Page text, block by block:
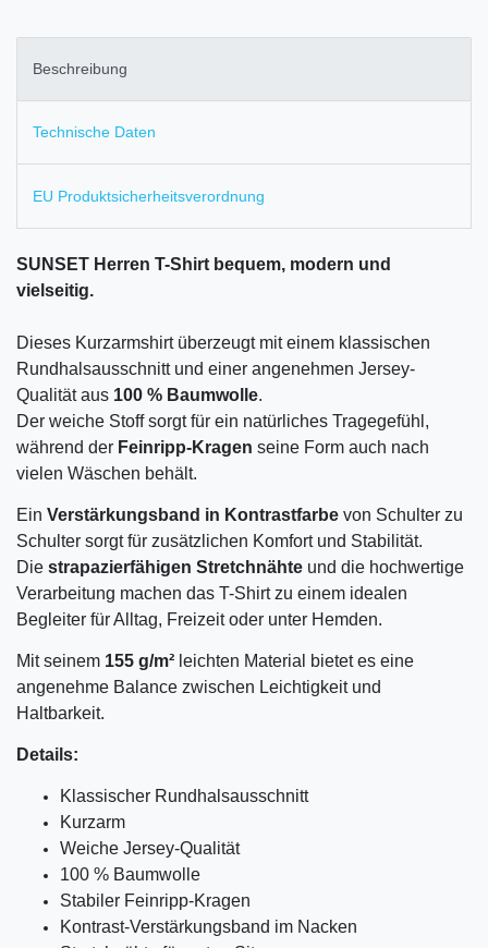
Beschreibung
Technische Daten
EU Produktsicherheitsverordnung
SUNSET Herren T-Shirt bequem, modern und
vielseitig.
Dieses Kurzarmshirt überzeugt mit einem klassischen
Rundhalsausschnitt und einer angenehmen Jersey-
Qualität aus 100 % Baumwolle.
Der weiche Stoff sorgt für ein natürliches Tragegefühl,
während der Feinripp-Kragen seine Form auch nach
vielen Wäschen behält.
Ein Verstärkungsband in Kontrastfarbe von Schulter zu
Schulter sorgt für zusätzlichen Komfort und Stabilität.
Die strapazierfähigen Stretchnähte und die hochwertige
Verarbeitung machen das T-Shirt zu einem idealen
Begleiter für Alltag, Freizeit oder unter Hemden.
Mit seinem 155 g/m² leichten Material bietet es eine
angenehme Balance zwischen Leichtigkeit und
Haltbarkeit.
Details:
Klassischer Rundhalsausschnitt
Kurzarm
Weiche Jersey-Qualität
100 % Baumwolle
Stabiler Feinripp-Kragen
Kontrast-Verstärkungsband im Nacken